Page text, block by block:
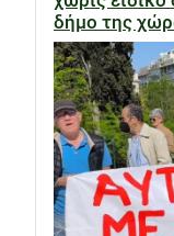
δήμο της